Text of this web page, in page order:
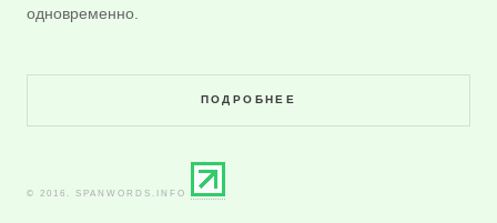
одновременно.
ПОДРОБНЕЕ
© 2016. SPANWORDS.INFO